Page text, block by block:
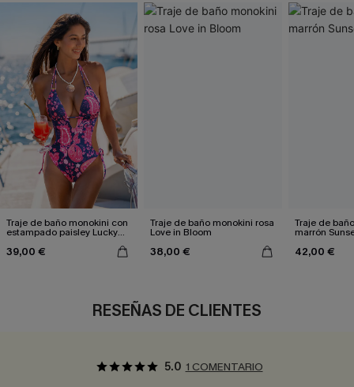
Traje de baño monokini con
estampado paisley Lucky
39,00 €
Traje de baño monokini rosa
Love in Bloom
38,00 €
Traje de
marrón
42,00 €
RESEÑAS DE CLIENTES
5.0 1 COMENTARIO